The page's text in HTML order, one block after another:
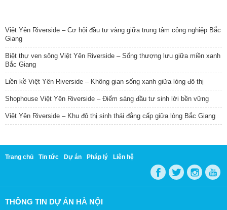
Việt Yên Riverside – Cơ hội đầu tư vàng giữa trung tâm công nghiệp Bắc
Giang
Biệt thự ven sông Việt Yên Riverside – Sống thượng lưu giữa miền xanh
Bắc Giang
Liền kề Việt Yên Riverside – Không gian sống xanh giữa lòng đô thị
Shophouse Việt Yên Riverside – Điểm sáng đầu tư sinh lời bền vững
Việt Yên Riverside – Khu đô thị sinh thái đẳng cấp giữa lòng Bắc Giang
Trang chủ Tin tức Dự án Pháp lý Liên hệ
THÔNG TIN DỰ ÁN HÀ NỘI